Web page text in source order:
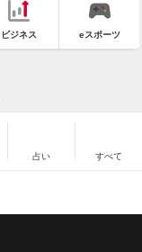
ビジネス eスポーツ
占い すべて